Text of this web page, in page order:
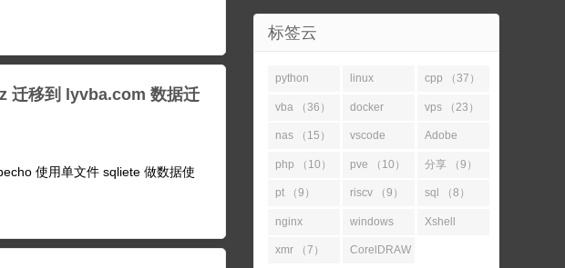
迁移到 lyvba.com 数据迁
使用单文件 sqliete 做数据使
标签云
python
（52）
linux
（45）
cpp （37）
vba （36） docker
（31）
vps （23）
nas （15） vscode
（14）
Adobe
（11）
php （10） pve （10） 分享 （9）
pt （9） riscv （9） sql （8）
nginx
（7）
windows
（7）
Xshell
xmr （7） CorelDRAW